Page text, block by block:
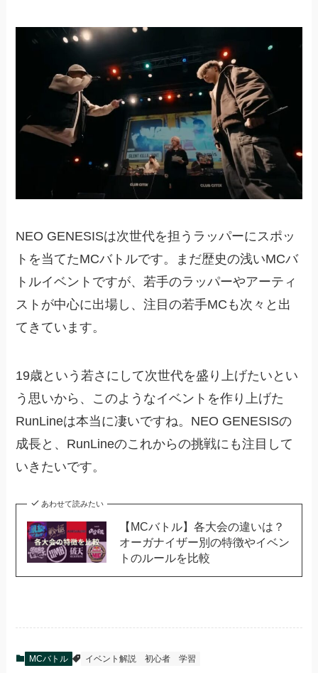
NEO GENESISは次世代を担うラッパーにスポッ
トを当てたMCバトルです。まだ歴史の浅いMCバ
トルイベントですが、若手のラッパーやアーティ
ストが中心に出場し、注目の若手MCも次々と出
てきています。
19歳という若さにして次世代を盛り上げたいとい
う思いから、このようなイベントを作り上げた
RunLineは本当に凄いですね。NEO GENESISの
成長と、RunLineのこれからの挑戦にも注目して
いきたいです。
あわせて読みたい
【MCバトル】各大会の違いは？
オーガナイザー別の特徴やイベン
トのルールを比較
MCバトル イベント解説 初心者 学習